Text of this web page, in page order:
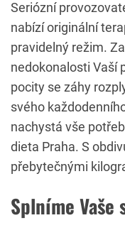
Seriózní
nabízí originální
pravidelný režim.
nedokonalosti Vaší
pocity se záhy
svého
nachystá vše
dieta Praha. S
přebytečnými
Splníme Vaše